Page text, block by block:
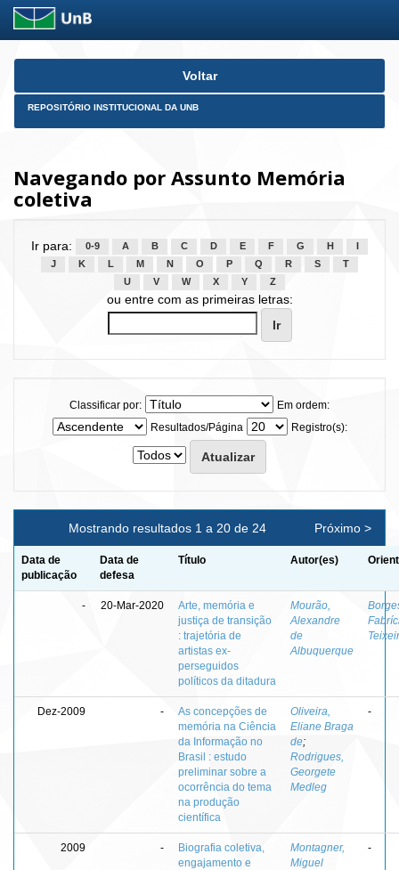
Skip
Voltar
REPOSITÓRIO INSTITUCIONAL DA UNB
Navegando por Assunto Memória
coletiva
Ir para: 0-9 A B C D E F G H
J
K L M N O P Q R S
T
U
V W X Y Z
ou entre com as primeiras letras:
Classificar por:
Em ordem:
Resultados/Página
Registro(s):
Mostrando resultados 1 a 20 de 24 Próximo >
Data de
publicação
Data de
defesa
Título Autor(es)
- 20-Mar-2020
Arte, memória e
justiça de transição
: trajetória de
artistas ex-
perseguidos
políticos da ditadura
Mourão,
Alexandre
de
Albuquerque
Dez-2009 -
As concepções de
memória na Ciência
da Informação no
Brasil : estudo
preliminar sobre a
ocorrência do tema
na produção
científica
Oliveira,
Eliane Braga
de;
Rodrigues,
Georgete
Medleg
-
2009 -
Biografia coletiva,
engajamento e
Montagner,
Miguel
-